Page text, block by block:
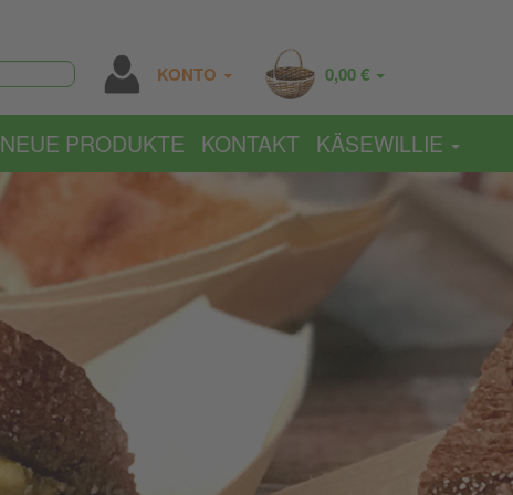
KONTO 0,00 €
NEUE PRODUKTE KONTAKT KÄSEWILLIE